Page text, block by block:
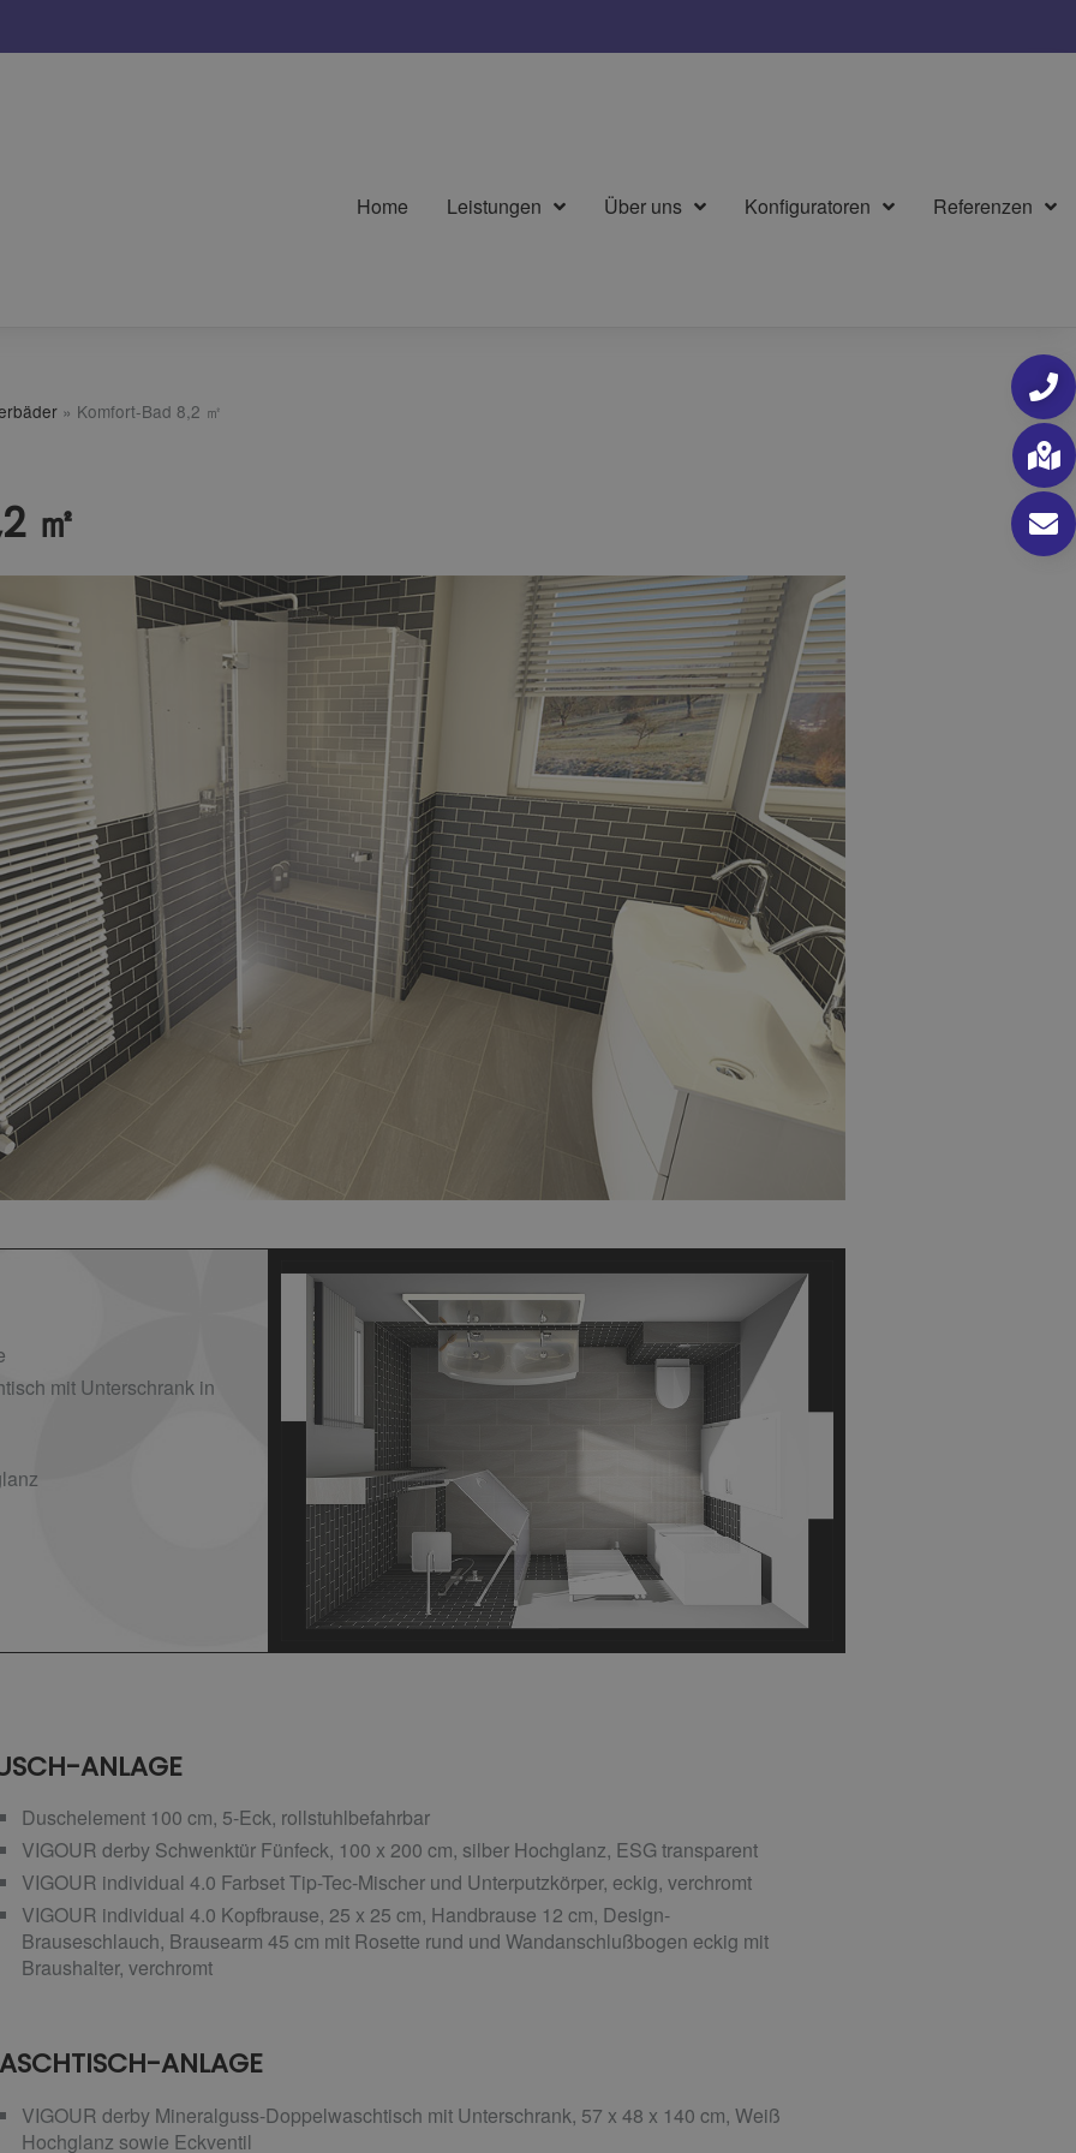
Home Leistungen Über uns Konfiguratoren Referenzen
» Komfort-Bad 8,2 ㎡
㎡
mit Unterschrank in
ANLAGE
Duschelement 100 cm, 5-Eck, rollstuhlbefahrbar
VIGOUR derby Schwenktür Fünfeck, 100 x 200 cm, silber Hochglanz, ESG transparent
VIGOUR individual 4.0 Farbset Tip-Tec-Mischer und Unterputzkörper, eckig, verchromt
VIGOUR individual 4.0 Kopfbrause, 25 x 25 cm, Handbrause 12 cm, Design-
Brauseschlauch, Brausearm 45 cm mit Rosette rund und Wandanschlußbogen eckig mit
Braushalter, verchromt
ANLAGE
VIGOUR derby Mineralguss-Doppelwaschtisch mit Unterschrank, 57 x 48 x 140 cm, Weiß
Hochglanz sowie Eckventil